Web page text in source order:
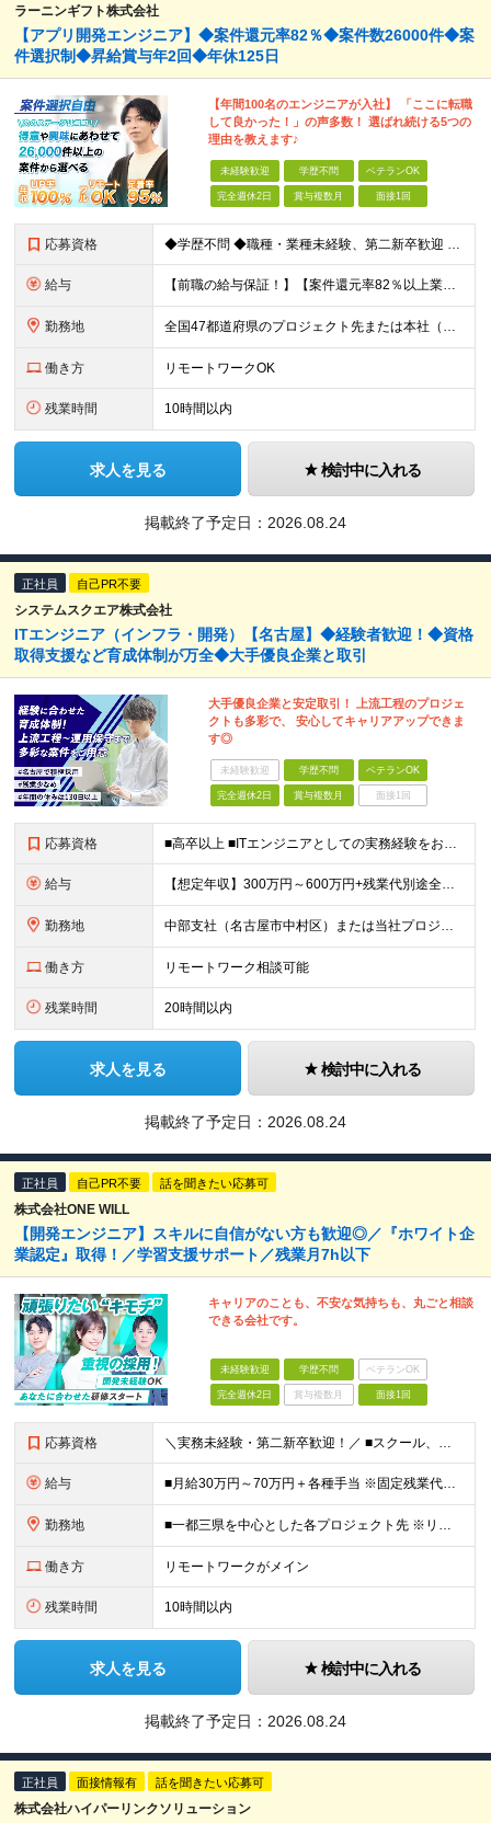
ラーニンギフト株式会社
【アプリ開発エンジニア】◆案件還元率82％◆案件数26000件◆案
件選択制◆昇給賞与年2回◆年休125日
【年間100名のエンジニアが入社】 「ここに転職
して良かった！」の声多数！ 選ばれ続ける5つの
理由を教えます♪
未経験歓迎 学歴不問 ベテランOK
完全週休2日 賞与複数月 面接1回
応募資格 ◆学歴不問 ◆職種・業種未経験、第二新卒歓迎 【具体的には】 1ヶ月でも実務経験があれば尚◎ ※豊富な経験者は特に給与面で大きな優遇有 ＜経験浅めの方でも歓迎＞ ★以下「◎」いずれかに該当され
給与 【前職の給与保証！】【案件還元率82％以上業界最高水準！】【転職者の100%が収入UPを実現！】 ＼スキルに見合った収入を望む方は、ぜひ！／ 【経験1年未満の方】 月給23万円～35万円 ※月給には
勤務地 全国47都道府県のプロジェクト先または本社（新宿区） ◎勤務地は希望を考慮。転勤はありません。 ◎フルリモート(完全在宅勤務）多数あります。 ◎転職時にお引越しをご検討の際には引越し費用または住宅手
働き方 リモートワークOK
残業時間 10時間以内
求人を見る 検討中に入れる
掲載終了予定日： 2026.08.24
正社員 自己PR不要
システムスクエア株式会社
ITエンジニア（インフラ・開発）【名古屋】◆経験者歓迎！◆資格
取得支援など育成体制が万全◆大手優良企業と取引
大手優良企業と安定取引！ 上流工程のプロジェ
クトも多彩で、 安心してキャリアアップできま
す◎
未経験歓迎 学歴不問 ベテランOK
完全週休2日 賞与複数月 面接1回
応募資格 ■高卒以上 ■ITエンジニアとしての実務経験をお持ちの方 ⇒インフラ、開発問わず、何らかの技術経験をお持ちの方を想定しています。 ※スキルチェンジやキャリアチェンジの希望も大歓迎です！
給与 【想定年収】300万円～600万円+残業代別途全額支給+賞与年2回他 月給22万円～ ※みなし残業では御座いません。残業代別途全額支給です。 (働かれた分は全額支給させて頂きます。) ※
勤務地 中部支社（名古屋市中村区）または当社プロジェクト先 ※UIターン歓迎 ＜配属先について＞ 昨年移転したばかりの綺麗なオフィスです。 約50名のエンジニアが在籍しており、20代～40代が活躍中。 女
働き方 リモートワーク相談可能
残業時間 20時間以内
求人を見る 検討中に入れる
掲載終了予定日： 2026.08.24
正社員 自己PR不要 話を聞きたい応募可
株式会社ONE WILL
【開発エンジニア】スキルに自信がない方も歓迎◎／『ホワイト企
業認定』取得！／学習支援サポート／残業月7h以下
キャリアのことも、不安な気持ちも、丸ごと相談
できる会社です。
未経験歓迎 学歴不問 ベテランOK
完全週休2日 賞与複数月 面接1回
応募資格 ＼実務未経験・第二新卒歓迎！／ ■スクール、職業訓練、独学などでITに関する一定の知識・スキル （ある程度コードが書けるレベル）をお持ちの方 ※学歴不問 ※35歳以下の方（長期キャリア形成のため）
給与 ■月給30万円～70万円＋各種手当 ※固定残業代：30時間分／56,250円～ ※試用期間なし ★未経験からのチャレンジでも、 これまでの社会人経験や対人スキル、学習状況をしっかり評価します。
勤務地 ■一都三県を中心とした各プロジェクト先 ※リモートワーク率は約70％。週2～3日のハイブリッド勤務が中心です。 ハイブリッド：約50％（出社＋リモート） フルリモート：約20％ 【東京オフィス】
働き方 リモートワークがメイン
残業時間 10時間以内
求人を見る 検討中に入れる
掲載終了予定日： 2026.08.24
正社員 面接情報有 話を聞きたい応募可
株式会社ハイパーリンクソリューション